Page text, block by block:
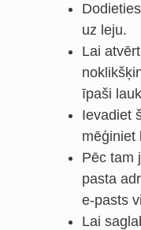
uz leju.
Lai
īpaši
Ievadiet
mēģiniet
Pēc tam
pasta
e-pasts
Lai